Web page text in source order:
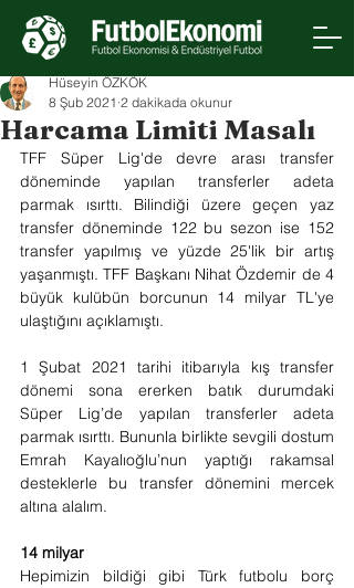
Harcama Limiti Masalı
Hüseyin ÖZKÖK
8 Şub 2021 2 dakikada okunur
TFF Süper Lig'de devre arası transfer
döneminde yapılan transferler adeta
parmak ısırttı. Bilindiği üzere geçen yaz
transfer döneminde 122 bu sezon ise 152
transfer yapılmış ve yüzde 25'lik bir artış
yaşanmıştı. TFF Başkanı Nihat Özdemir de 4
büyük kulübün borcunun 14 milyar TL'ye
ulaştığını açıklamıştı.
1 Şubat 2021 tarihi itibarıyla kış transfer
dönemi sona ererken batık durumdaki
Süper Lig’de yapılan transferler adeta
parmak ısırttı. Bununla birlikte sevgili dostum
Emrah Kayalıoğlu’nun yaptığı rakamsal
desteklerle bu transfer dönemini mercek
altına alalım.
14 milyar
Hepimizin bildiği gibi Türk futbolu borç